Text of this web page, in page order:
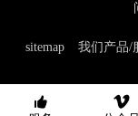
sitemap 我们产品/